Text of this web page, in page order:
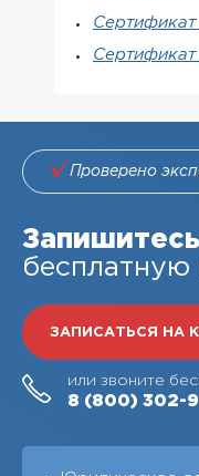
Сертификат
Сертификат
Проверено
бесплатную
ЗАПИСАТЬСЯ НА
или звоните
8 (800) 302-